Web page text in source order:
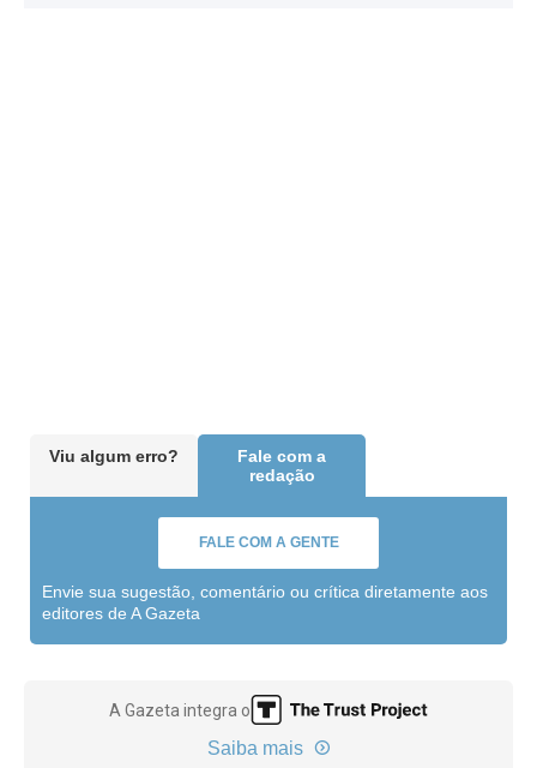
Viu algum erro?
Fale com a
redação
FALE COM A GENTE
Envie sua sugestão, comentário ou crítica diretamente aos
editores de A Gazeta
A Gazeta integra o
Saiba mais